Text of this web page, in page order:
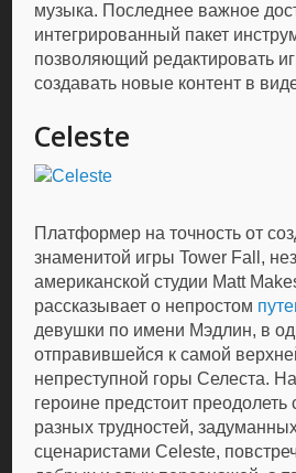
музыка. Последнее важное
интегрированный пакет
позволяющий редактировать
создавать новые контент в
Celeste
Платформер на точность от
знаменитой игры Tower Fall,
американской студии Matt
рассказывает о непростом
девушки по имени Мэдлин, в
отправившейся к самой
непреступной горы Селеста.
героине предстоит
разных трудностей,
сценаристами Celeste,